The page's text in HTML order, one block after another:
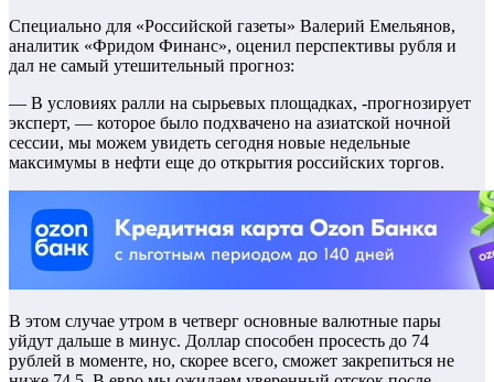
Специально для «Российской газеты» Валерий Емельянов,
аналитик «Фридом Финанс», оценил перспективы рубля и
дал не самый утешительный прогноз:
— В условиях ралли на сырьевых площадках, -прогнозирует
эксперт, — которое было подхвачено на азиатской ночной
сессии, мы можем увидеть сегодня новые недельные
максимумы в нефти еще до открытия российских торгов.
В этом случае утром в четверг основные валютные пары
уйдут дальше в минус. Доллар способен просесть до 74
рублей в моменте, но, скорее всего, сможет закрепиться не